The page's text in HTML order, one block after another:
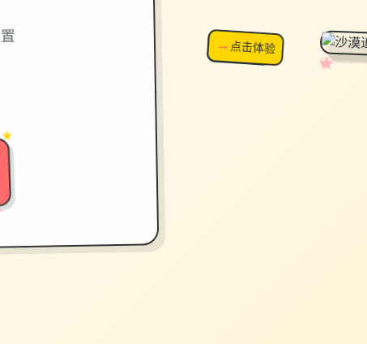
✧
♡
★
♥
↗超棒！
→点击体验